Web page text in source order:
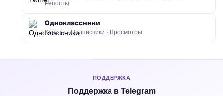
Репосты
Одноклассники
Классы · Подписчики · Просмотры
ПОДДЕРЖКА
Поддержка в Telegram